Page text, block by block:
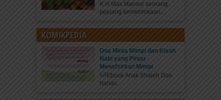
K.H Mas Mansur seorang
pejuang kemerdekaan...
KOMIKPEDIA
Doa Minta Mimpi dan Kisah
Nabi yang Pintar
Menafsirkan Mimpi
Ebook Anak Shaleh Doa
harian...